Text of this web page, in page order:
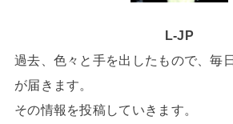
L-JP
過去、色々と手を出したもので、毎
が届きます。
その情報を投稿していきます。